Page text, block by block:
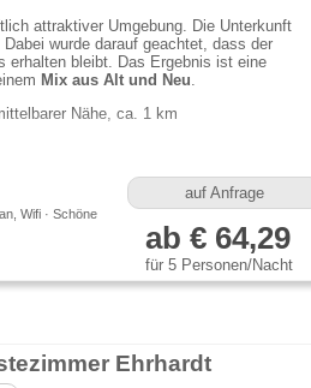
attraktiver Umgebung. Die Unterkunft
Dabei wurde darauf geachtet, dass der
erhalten bleibt. Das Ergebnis ist eine
Mix aus Alt und Neu.
Nähe, ca. 1 km
Wifi · Schöne
auf Anfrage
ab € 64,29
für 5 Personen/Nacht
Ehrhardt